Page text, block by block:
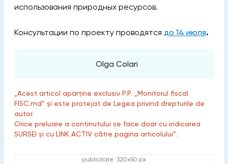
использования природных ресурсов.
Консультации по проекту проводятся до 14 июля.
Olga Colari
„Acest articol aparține exclusiv P.P. „Monitorul fiscal
FISC.md” și este protejat de Legea privind drepturile de
autor.
Orice preluare a conținutului se face doar cu indicarea
SURSEI și cu LINK ACTIV către pagina articolului”.
publicitate: 320x50 px